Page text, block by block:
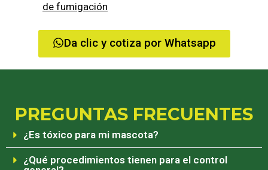
de fumigación
Da clic y cotiza por Whatsapp
PREGUNTAS FRECUENTES
¿Es tóxico para mi mascota?
¿Qué procedimientos tienen para el control